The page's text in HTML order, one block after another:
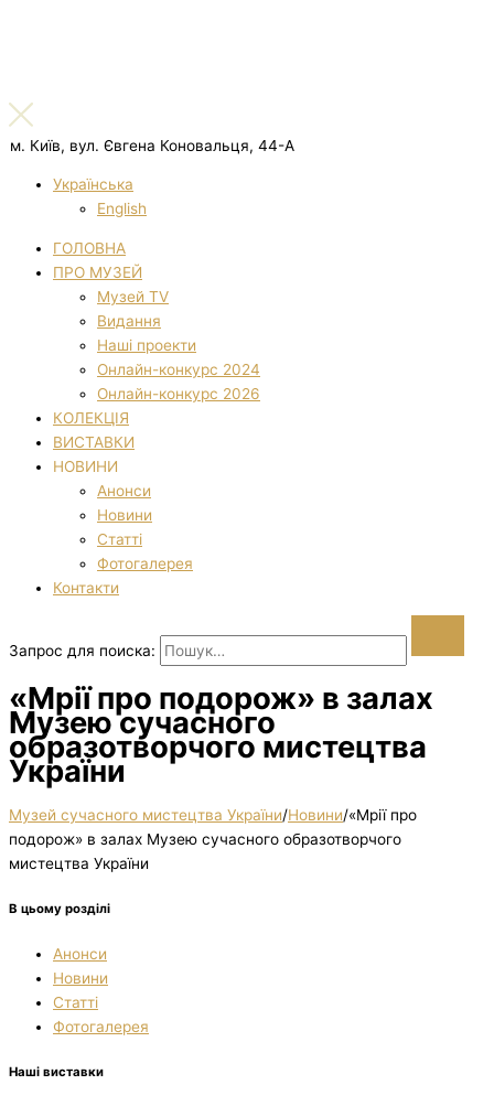
м. Київ, вул. Євгена Коновальця, 44-А
Українська
English
ГОЛОВНА
ПРО МУЗЕЙ
Музей TV
Видання
Наші проекти
Онлайн-конкурс 2024
Онлайн-конкурс 2026
КОЛЕКЦІЯ
ВИСТАВКИ
НОВИНИ
Анонси
Новини
Статті
Фотогалерея
Контакти
Запрос для поиска:
«Мрії про подорож» в залах
Музею сучасного
образотворчого мистецтва
України
Музей сучасного мистецтва України/Новини/«Мрії про
подорож» в залах Музею сучасного образотворчого
мистецтва України
В цьому розділі
Анонси
Новини
Статті
Фотогалерея
Наші виставки